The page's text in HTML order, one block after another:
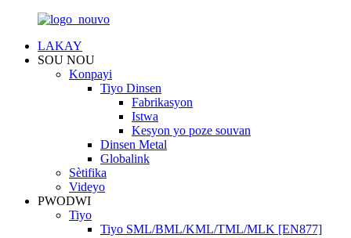
LAKAY
SOU NOU
Konpayi
Tiyo Dinsen
Fabrikasyon
Istwa
Kesyon yo poze souvan
Dinsen Metal
Globalink
Sètifika
Videyo
PWODWI
Tiyo
Tiyo SML/BML/KML/TML/MLK [EN877]